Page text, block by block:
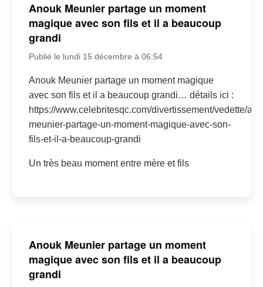
Anouk Meunier partage un moment
magique avec son fils et il a beaucoup
grandi
Publié le lundi 15 décembre à 06:54
Anouk Meunier partage un moment magique
avec son fils et il a beaucoup grandi… détails ici :
https://www.celebritesqc.com/divertissement/vedette/
meunier-partage-un-moment-magique-avec-son-
fils-et-il-a-beaucoup-grandi
Un très beau moment entre mère et fils
Anouk Meunier partage un moment
magique avec son fils et il a beaucoup
grandi